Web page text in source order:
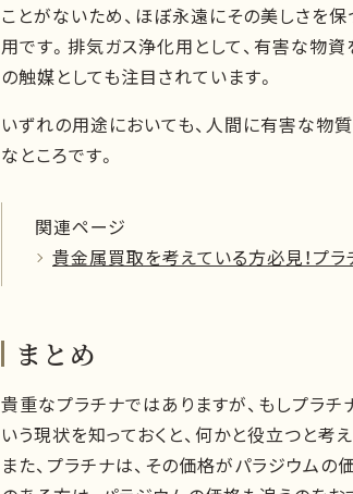
ことがないため、ほぼ永遠にその美しさを
用です。排気ガス浄化用として、有害な物
の触媒としても注目されています。
いずれの用途においても、人間に有害な物
なところです。
関連ページ
貴金属買取を考えている方必見！プ
まとめ
貴重なプラチナではありますが、もしプラ
いう現状を知っておくと、何かと役立つと考え
また、プラチナは、その価格がパラジウム